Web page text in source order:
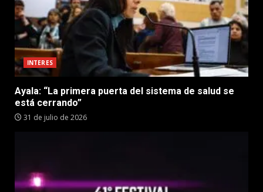
INTERES
Ayala: “La primera puerta del sistema de salud se
está cerrando”
31 de julio de 2026